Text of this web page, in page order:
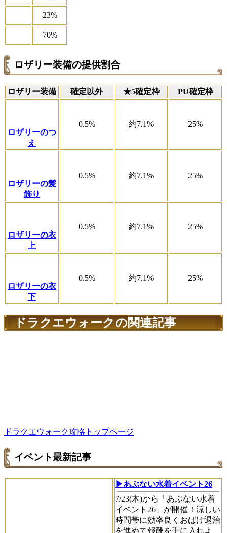
23%
70%
ロザリー装備の提供割合
ロザリー装備 確定以外 ★5確定枠 PU確定枠
ロザリーのつ
え
0.5% 約7.1% 25%
ロザリーの髪
飾り
0.5% 約7.1% 25%
ロザリーの衣
上
0.5% 約7.1% 25%
ロザリーの衣
下
0.5% 約7.1% 25%
ドラクエウォークの関連記事
ドラクエウォーク攻略トップページ
イベント最新記事
▶あぶない水着イベント26
7/23(木)から「あぶない水着
イベント26」が開催！涼しい
時間帯に効率良くおばけ退治
を進めて報酬を手に入れよ